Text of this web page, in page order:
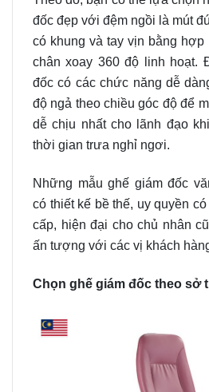
đốc đẹp với đệm ngồi là mút
có khung và tay vịn bằng hợp
chân xoay 360 độ linh hoạt.
đốc có các chức năng dễ
độ ngả theo chiều góc độ để
dễ chịu nhất cho lãnh đạo
thời gian trưa nghỉ ngơi.
Những mẫu ghế giám đốc
có thiết kế bề thế, uy quyền
cấp, hiện đại cho chủ nhân
ấn tượng với các vị khách
Chọn ghế giám đốc theo sở